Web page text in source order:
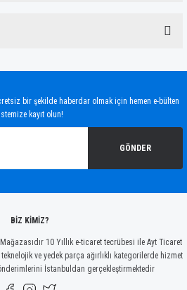
bulunuyor.
bir şekilde haberdar olmak için hemen e-bülten
kayıt olun!
GÖNDER
BİZ KİMİZ?
10 Yıllık e-ticaret tecrübesi ile Ayt Ticaret
ve yedek parça ağırlıklı kategorilerde hizmet
İstanbuldan gerçekleştirmektedir